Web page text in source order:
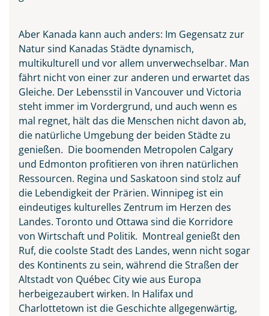
Aber Kanada kann auch anders: Im Gegensatz zur
Natur sind Kanadas Städte dynamisch,
multikulturell und vor allem unverwechselbar. Man
fährt nicht von einer zur anderen und erwartet das
Gleiche. Der Lebensstil in Vancouver und Victoria
steht immer im Vordergrund, und auch wenn es
mal regnet, hält das die Menschen nicht davon ab,
die natürliche Umgebung der beiden Städte zu
genießen. Die boomenden Metropolen Calgary
und Edmonton profitieren von ihren natürlichen
Ressourcen. Regina und Saskatoon sind stolz auf
die Lebendigkeit der Prärien. Winnipeg ist ein
eindeutiges kulturelles Zentrum im Herzen des
Landes. Toronto und Ottawa sind die Korridore
von Wirtschaft und Politik. Montreal genießt den
Ruf, die coolste Stadt des Landes, wenn nicht sogar
des Kontinents zu sein, während die Straßen der
Altstadt von Québec City wie aus Europa
herbeigezaubert wirken. In Halifax und
Charlottetown ist die Geschichte allgegenwärtig,